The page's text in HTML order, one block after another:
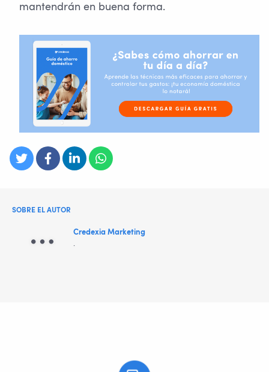
mantendrán en buena forma.
SOBRE EL AUTOR
Credexia Marketing
.